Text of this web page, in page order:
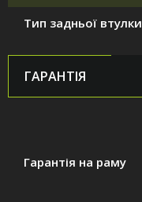
Тип задньої втулки
ГАРАНТІЯ
Гарантія на раму